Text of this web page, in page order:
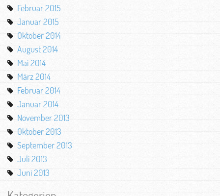
Februar 2015
Januar 2015
Oktober 2014
August 2014
Mai 2014
März 2014
Februar 2014
Januar 2014
November 2013
Oktober 2013
September 2013
Juli 2013
Juni 2013